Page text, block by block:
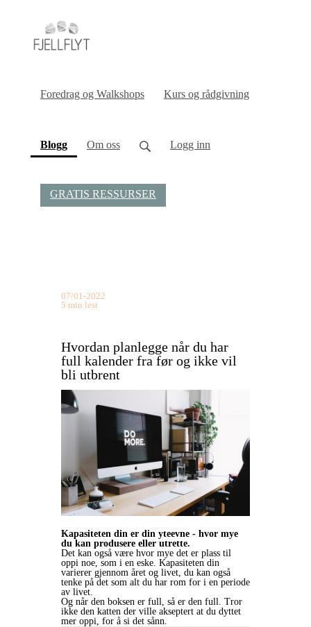
Foredrag og Walkshops Kurs og rådgivning
Blogg(current)
Om oss Logg inn
GRATIS RESSURSER
07/01-2022
5 min lest
Hvordan planlegge når du har
full kalender fra før og ikke vil
bli utbrent
Kapasiteten din er din yteevne - hvor mye
du kan produsere eller utrette.
Det kan også være hvor mye det er plass til
oppi noe, som i en eske. Kapasiteten din
varierer gjennom året og livet, du kan også
tenke på det som alt du har rom for i en periode
av livet.
Og når den boksen er full, så er den full. Tror
ikke den katten der ville akseptert at du dyttet
mer oppi, for å si det sånn.